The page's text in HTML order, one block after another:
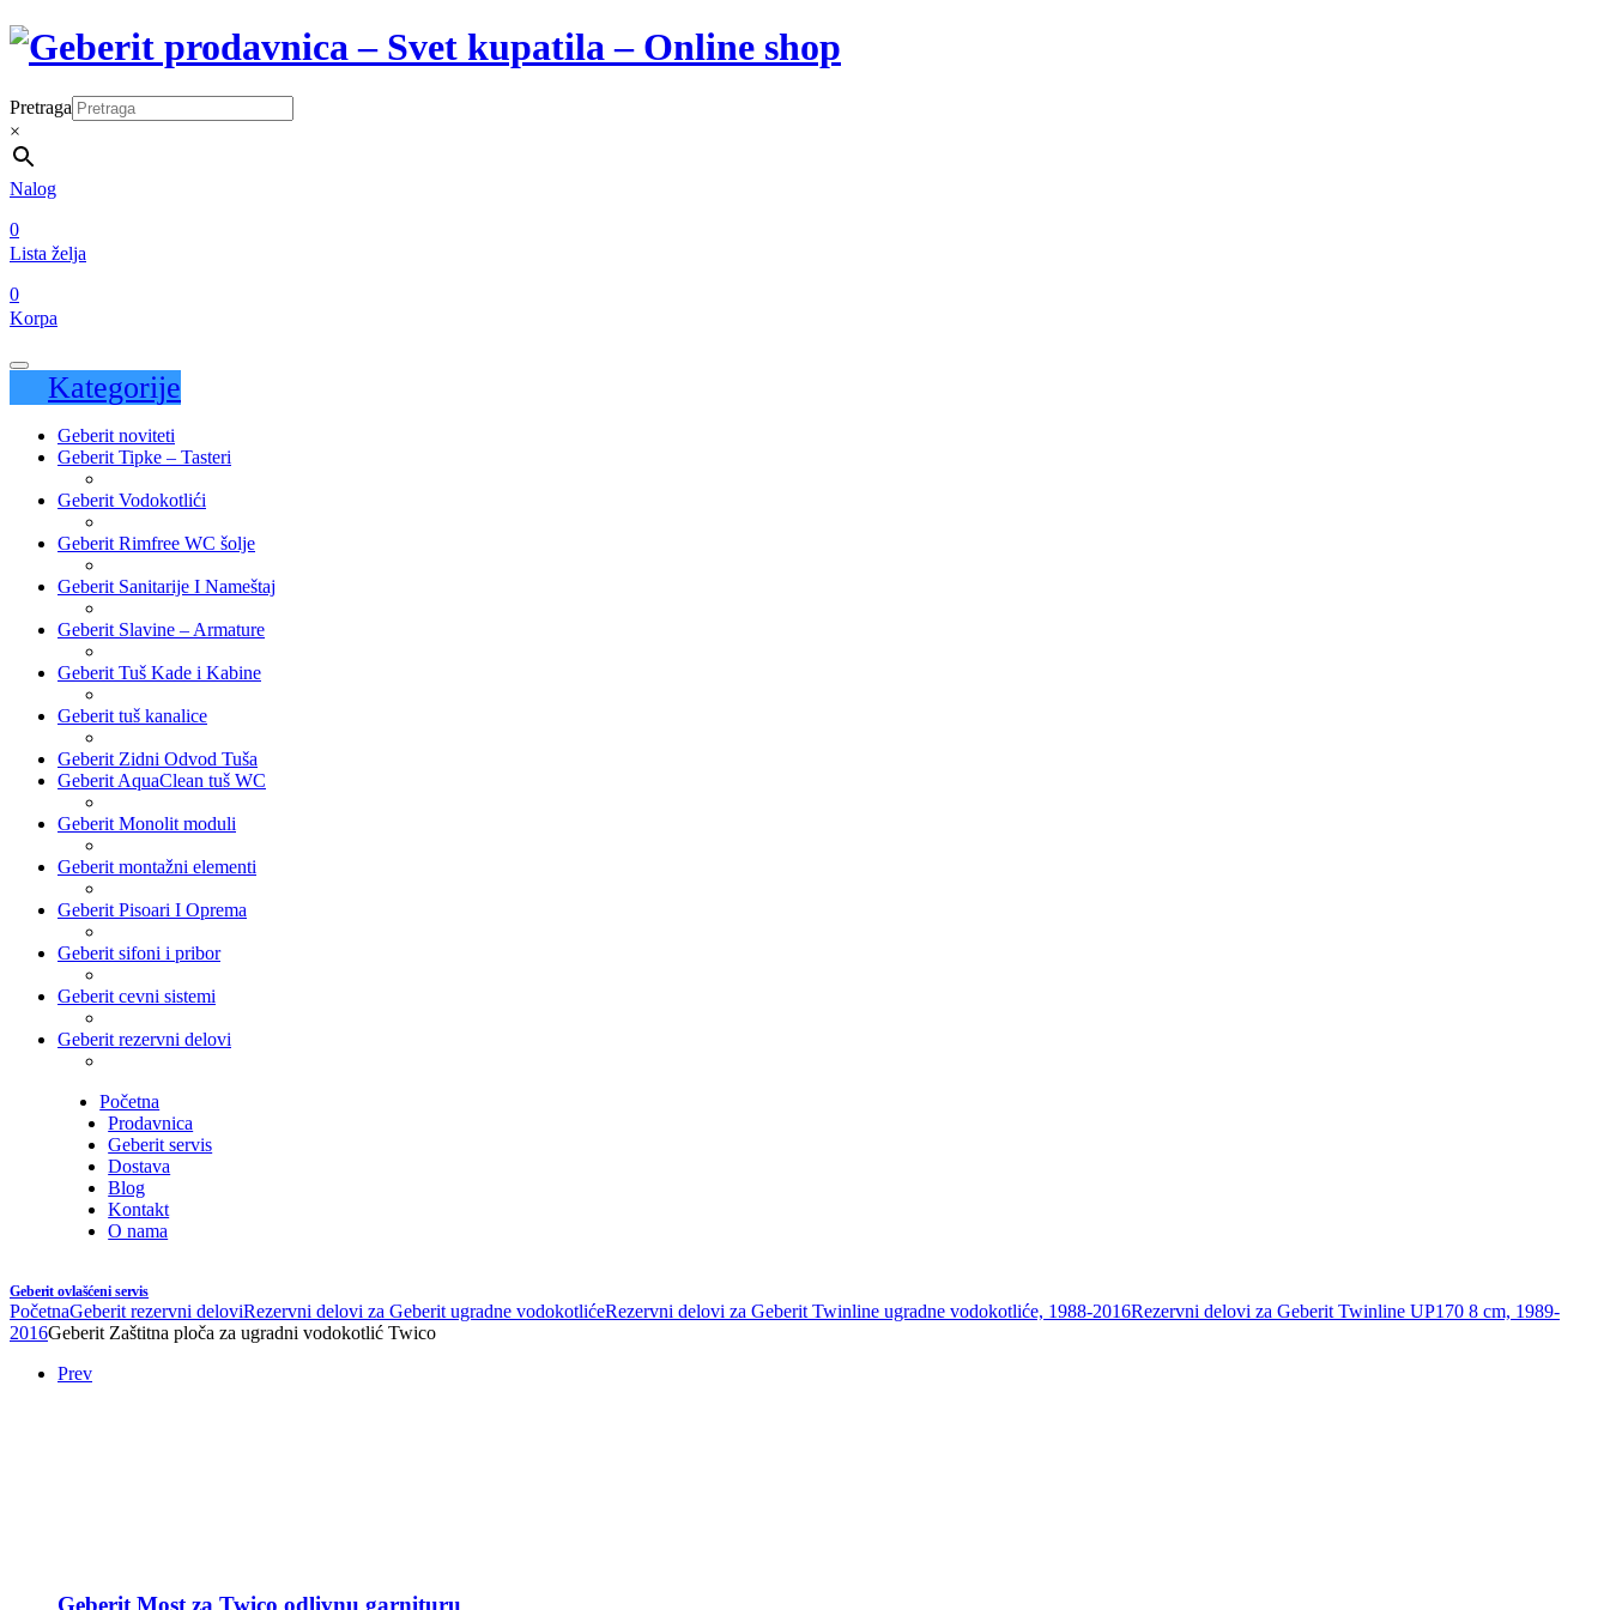
Pretraga
×
Nalog
0
Lista želja
0
Korpa
Kategorije
Geberit noviteti
Geberit Tipke – Tasteri
Geberit Vodokotlići
Geberit Rimfree WC šolje
Geberit Sanitarije I Nameštaj
Geberit Slavine – Armature
Geberit Tuš Kade i Kabine
Geberit tuš kanalice
Geberit Zidni Odvod Tuša
Geberit AquaClean tuš WC
Geberit Monolit moduli
Geberit montažni elementi
Geberit Pisoari I Oprema
Geberit sifoni i pribor
Geberit cevni sistemi
Geberit rezervni delovi
Početna
Prodavnica
Geberit servis
Dostava
Blog
Kontakt
O nama
Geberit ovlašćeni servis
PočetnaGeberit rezervni deloviRezervni delovi za Geberit ugradne vodokotlićeRezervni delovi za Geberit Twinline ugradne vodokotliće, 1988-2016Rezervni delovi za Geberit Twinline UP170 8 cm, 1989-
2016Geberit Zaštitna ploča za ugradni vodokotlić Twico
Prev
Geberit Most za Twico odlivnu garnituru